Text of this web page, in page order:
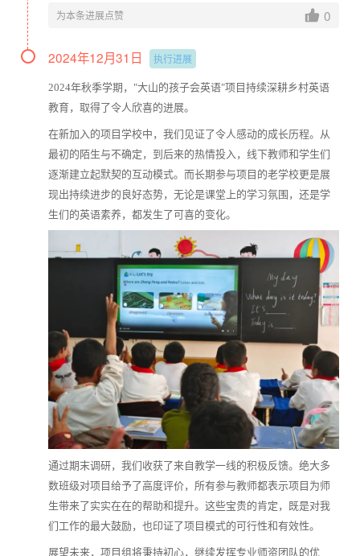
（图片：2020年6月项目校学生寄给线上老师的贺卡）
《中国农村教育发展报告2019》数据显示，农村教育面广量
大，依然是中国基础教育的大头。2017年义务教育在校生数
达1.45亿人，其中，城区为5029.43万人，镇区为6087.56万
人，乡村为3418.77万人。超过65%的学生在乡镇接受教育，
很多乡村学生难以接受良好的教育，这将导致贫困的代际传
为本条进展点赞 0
2024年12月31日 执行进展
2024年秋季学期，"大山的孩子会英语"项目持续深耕乡村英语
教育，取得了令人欣喜的进展。
在新加入的项目学校中，我们见证了令人感动的成长历程。从
最初的陌生与不确定，到后来的热情投入，线下教师和学生们
逐渐建立起默契的互动模式。而长期参与项目的老学校更是展
现出持续进步的良好态势，无论是课堂上的学习氛围，还是学
生们的英语素养，都发生了可喜的变化。
通过期末调研，我们收获了来自教学一线的积极反馈。绝大多
数班级对项目给予了高度评价，所有参与教师都表示项目为师
生带来了实实在在的帮助和提升。这些宝贵的肯定，既是对我
们工作的最大鼓励，也印证了项目模式的可行性和有效性。
展望未来，项目组将秉持初心，继续发挥专业师资团队的优